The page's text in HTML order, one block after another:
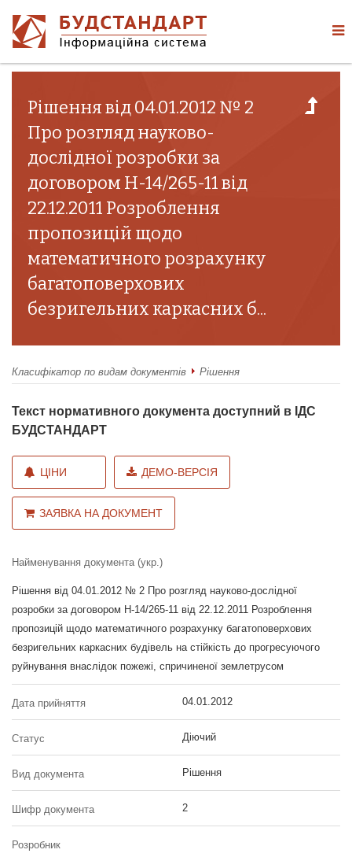
Рішення від 04.01.2012 № 2
Про розгляд науково-
дослідної розробки за
договором Н-14/265-11 від
22.12.2011 Розроблення
пропозицій щодо
математичного розрахунку
багатоповерхових
безригельних каркасних б...
Класифікатор по видам документів Рішення
Текст нормативного документа доступний в ІДС
БУДСТАНДАРТ
ЦІНИ ДЕМО-ВЕРСІЯ
ЗАЯВКА НА ДОКУМЕНТ
Найменування документа (укр.)
Рішення від 04.01.2012 № 2 Про розгляд науково-дослідної
розробки за договором Н-14/265-11 від 22.12.2011 Розроблення
пропозицій щодо математичного розрахунку багатоповерхових
безригельних каркасних будівель на стійкість до прогресуючого
руйнування внаслідок пожежі, спричиненої землетрусом
Дата прийняття 04.01.2012
Статус Діючий
Вид документа Рішення
Шифр документа 2
Розробник